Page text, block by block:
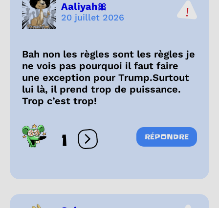
Aaliyah🎀
20 juillet 2026
Bah non les règles sont les règles je
ne vois pas pourquoi il faut faire
une exception pour Trump.Surtout
lui là, il prend trop de puissance.
Trop c’est trop!
1 Ouvrir les réactions
RÉPONDRE